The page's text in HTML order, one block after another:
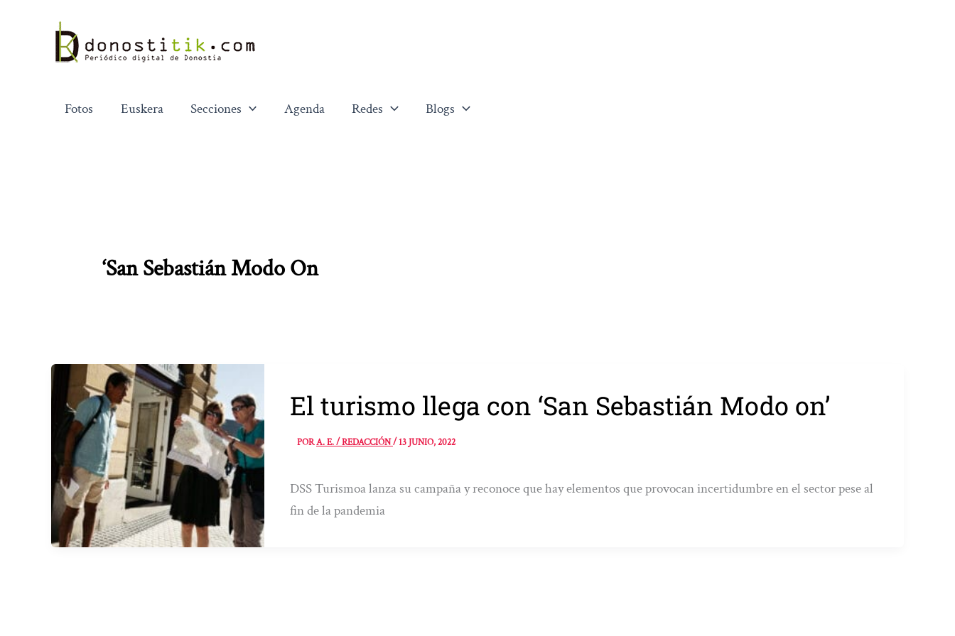
contenido
Fotos Euskera Secciones Agenda Redes Blogs
‘San Sebastián Modo On
El turismo llega con ‘San Sebastián Modo on’
PORA. E. / REDACCIÓN/13 JUNIO, 2022
DSS Turismoa lanza su campaña y reconoce que hay elementos que provocan incertidumbre en el sector pese al
fin de la pandemia